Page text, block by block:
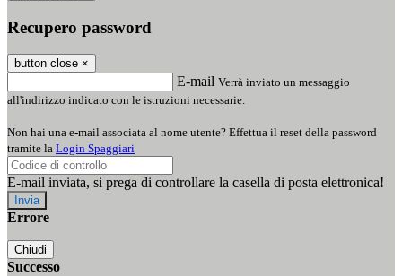
Recupero password
button close ×
E-mail Verrà inviato un messaggio
all'indirizzo indicato con le istruzioni necessarie.
Non hai una e-mail associata al nome utente? Effettua il reset della password
tramite la Login Spaggiari
E-mail inviata, si prega di controllare la casella di posta elettronica!
Errore
Chiudi
Successo